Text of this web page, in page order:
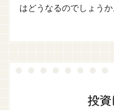
はどうなるのでしょうか
投